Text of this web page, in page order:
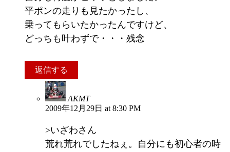
平ポンの走りも見たかったし、
乗ってもらいたかったんですけど、
どっちも叶わずで・・・残念
返信する
AKMT
2009年12月29日 at 8:30 PM
>いざわさん
荒れ荒れでしたねぇ。自分にも初心者の時